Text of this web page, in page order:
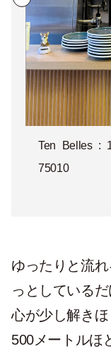
Ten Belles :
75010
ゆったりと流
っとしている
心が少し解き
500メートルほ